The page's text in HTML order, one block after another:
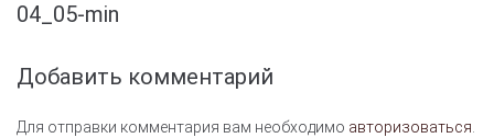
04_05-min
Добавить комментарий
Для отправки комментария вам необходимо авторизоваться